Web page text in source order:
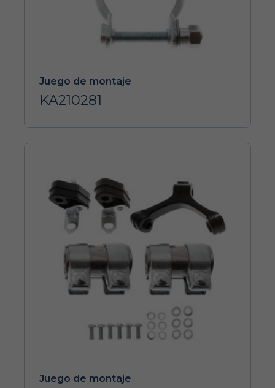
Juego de montaje
KA210281
Juego de montaje